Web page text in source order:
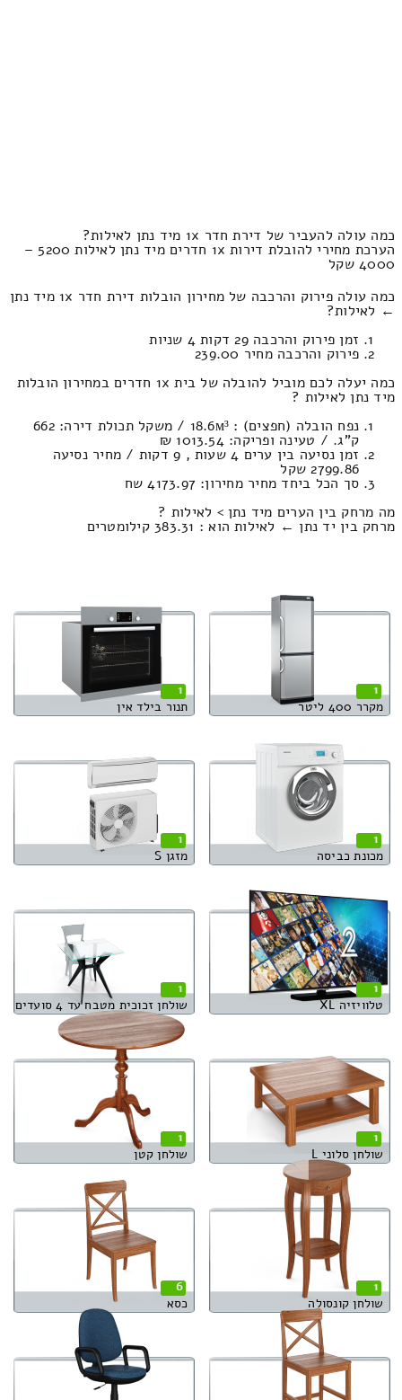
כמה עולה להעביר של דירת חדר 1x מיד נתן לאילות?
הערכת מחירי להובלת דירות 1x חדרים מיד נתן לאילות 5200 –
4000 שקל
כמה עולה פירוק והרכבה של מחירון הובלות דירת חדר 1x מיד נתן
← לאילות?
זמן פירוק והרכבה 29 דקות 4 שניות
פירוק והרכבה מחיר 239.00
כמה יעלה לכם מוביל להובלה של בית 1x חדרים במחירון הובלות
מיד נתן לאילות ?
נפח הובלה (חפצים) : 18.6м³ / משקל תכולת דירה: 662
ק”ג. / טעינה ופריקה: 1013.54 ₪
זמן נסיעה בין ערים 4 שעות , 9 דקות / מחיר נסיעה
2799.86 שקל
סך הכל ביחד מחיר מחירון: 4173.97 שח
מה מרחק בין הערים מיד נתן > לאילות ?
מרחק בין יד נתן ← לאילות הוא : 383.31 קילומטרים
1
מקרר 400 ליטר
1
תנור בילד אין
1
מכונת כביסה
1
מזגן S
1
טלוויזיה XL
1
שולחן זכוכית מטבח עד 4 סועדים
1
שולחן סלוני L
1
שולחן קטן
1
שולחן קונסולה
6
כסא